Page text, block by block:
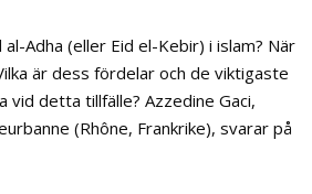
Adha (eller Eid el-Kebir) i islam? När
är dess fördelar och de viktigaste
detta tillfälle? Azzedine Gaci,
(Rhône, Frankrike), svarar på